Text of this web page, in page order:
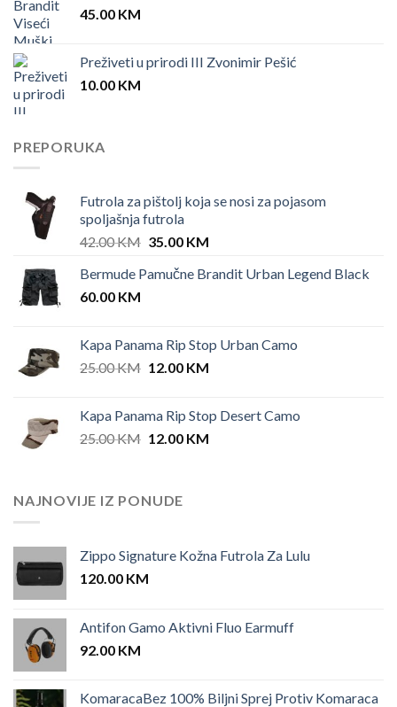
45.00 KM
Preživeti u prirodi III Zvonimir Pešić
10.00 KM
PREPORUKA
Futrola za pištolj koja se nosi za pojasom
spoljašnja futrola
42.00KM Original
was:
35.00 KMCurrent
is:
Bermude Pamučne Brandit Urban Legend Black
60.00 KM
Kapa Panama Rip Stop Urban Camo
25.00KM Original
25.00 KM.
12.00 KMCurrent
12.00 KM.
Kapa Panama Rip Stop Desert Camo
25.00KM Original
25.00 KM.
12.00 KMCurrent
NAJNOVIJE IZ PONUDE
Zippo Signature Kožna Futrola Za Lulu
120.00 KM
Antifon Gamo Aktivni Fluo Earmuff
92.00 KM
KomaracaBez 100% Biljni Sprej Protiv Komaraca